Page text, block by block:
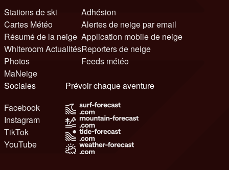
Stations de ski
Cartes Météo
Résumé de la neige
Whiteroom Actualités
Photos
MaNeige
Adhésion
Alertes de neige par email
Application mobile de neige
Reporters de neige
Feeds météo
Sociales
Facebook
Instagram
TikTok
YouTube
Prévoir chaque aventure